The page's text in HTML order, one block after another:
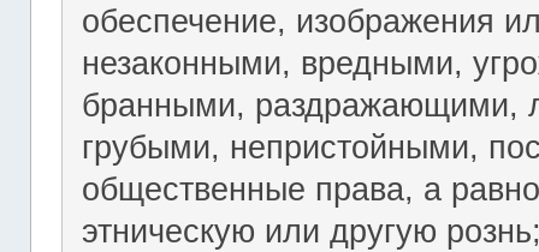
обеспечение, изображения
незаконными, вредными,
бранными, раздражающими,
грубыми, непристойными,
общественные права, а
этническую или другую